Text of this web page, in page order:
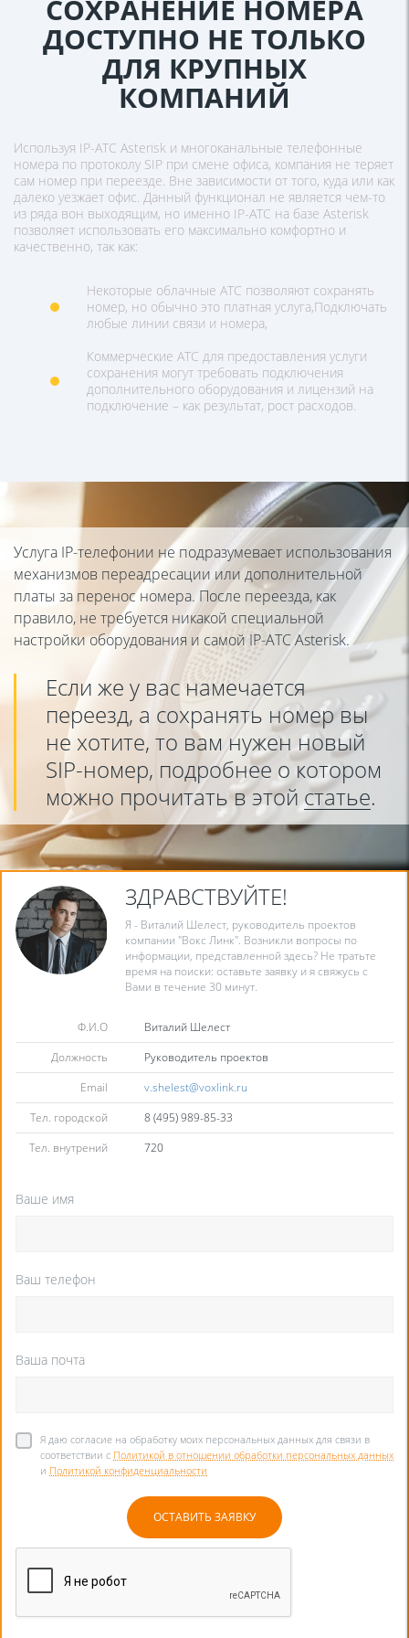
СОХРАНЕНИЕ НОМЕРА
ДОСТУПНО НЕ ТОЛЬКО
ДЛЯ КРУПНЫХ
КОМПАНИЙ
Используя IP-АТС Asterisk и многоканальные телефонные
номера по протоколу SIP при смене офиса, компания не теряет
сам номер при переезде. Вне зависимости от того, куда или как
далеко уезжает офис. Данный функционал не является чем-то
из ряда вон выходящим, но именно IP-АТС на базе Asterisk
позволяет использовать его максимально комфортно и
качественно, так как:
Некоторые облачные АТС позволяют сохранять
номер, но обычно это платная услуга,Подключать
любые линии связи и номера,
Коммерческие АТС для предоставления услуги
сохранения могут требовать подключения
дополнительного оборудования и лицензий на
подключение – как результат, рост расходов.
Услуга IP-телефонии не подразумевает использования
механизмов переадресации или дополнительной
платы за перенос номера. После переезда, как
правило, не требуется никакой специальной
настройки оборудования и самой IP-АТС Asterisk.
Если же у вас намечается
переезд, а сохранять номер вы
не хотите, то вам нужен новый
SIP-номер, подробнее о котором
можно прочитать в этойстатье.
ЗДРАВСТВУЙТЕ!
Я - Виталий Шелест, руководитель проектов
компании "Вокс Линк". Возникли вопросы по
информации, представленной здесь? Не тратьте
время на поиски: оставьте заявку и я свяжусь с
Вами в течение 30 минут.
Ф.И.О
Виталий Шелест
Должность
Руководитель проектов
Email
v.shelest@voxlink.ru
Тел. городской
8 (495) 989-85-33
Тел. внутрений
720
Ваше имя
Ваш телефон
Ваша почта
Я даю согласие на обработку моих персональных данных для связи в
соответствии с Политикой в отношении обработки персональных данных
и Политикой конфиденциальности